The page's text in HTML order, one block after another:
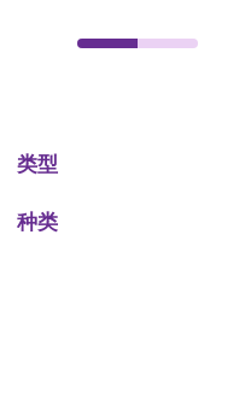
类型
种类